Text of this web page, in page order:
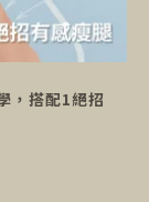
，搭配1絕招